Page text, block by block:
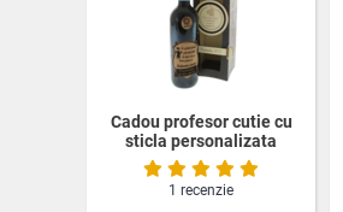
Cadou profesor cutie cu
sticla personalizata
1 recenzie